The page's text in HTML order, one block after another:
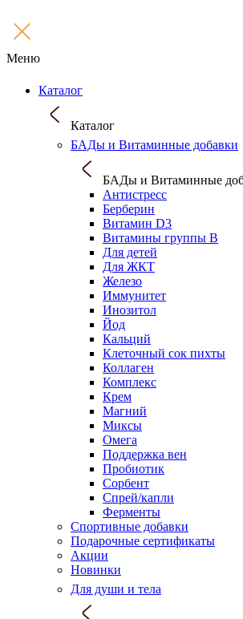
Меню
Каталог
Каталог
БАДы и Витаминные добавки
БАДы и Витаминные
Антистресс
Берберин
Витамин D3
Витамины группы B
Для детей
Для ЖКТ
Железо
Иммунитет
Инозитол
Йод
Кальций
Клеточный сок пихты
Коллаген
Комплекс
Крем
Магний
Миксы
Омега
Поддержка вен
Пробиотик
Сорбент
Спрей/капли
Ферменты
Спортивные добавки
Подарочные сертификаты
Акции
Новинки
Для души и тела